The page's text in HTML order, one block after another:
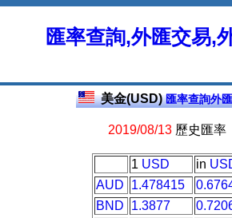
匯率查詢,外匯交易,
美金(USD)匯率查詢外
2019/08/13歷史匯率
1 USD in
AUD
1.478415
BND
1.3877